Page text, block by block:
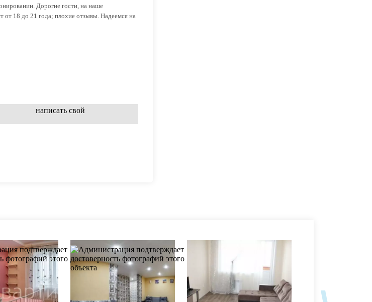
Дорогие гости, на наше
18 до 21 года; плохие отзывы. Надеемся на
написать свой